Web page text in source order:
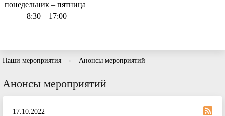
понедельник – пятница
8:30 – 17:00
Наши мероприятия › Анонсы мероприятий
Анонсы мероприятий
17.10.2022